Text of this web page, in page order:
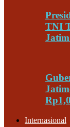
TNI
Internasional